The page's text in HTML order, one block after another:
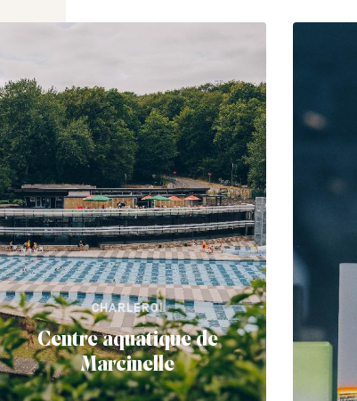
CHARLEROI
Centre aquatique de
Marcinelle